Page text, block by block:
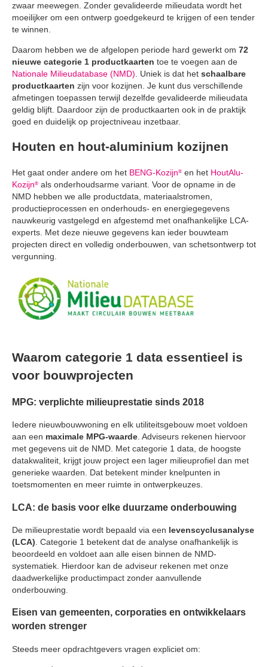
zwaar meewegen. Zonder gevalideerde milieudata wordt het
moeilijker om een ontwerp goedgekeurd te krijgen of een tender
te winnen.
Daarom hebben we de afgelopen periode hard gewerkt om 72
nieuwe categorie 1 productkaarten toe te voegen aan de
Nationale Milieudatabase (NMD) . Uniek is dat het schaalbare
productkaarten zijn voor kozijnen. Je kunt dus verschillende
afmetingen toepassen terwijl dezelfde gevalideerde milieudata
geldig blijft. Daardoor zijn de productkaarten ook in de praktijk
goed en duidelijk op projectniveau inzetbaar.
Houten en hout-aluminium kozijnen
Het gaat onder andere om het BENG-Kozijn® en het HoutAlu-
Kozijn® als onderhoudsarme variant. Voor de opname in de
NMD hebben we alle productdata, materiaalstromen,
productieprocessen en onderhouds- en energiegegevens
nauwkeurig vastgelegd en afgestemd met onafhankelijke LCA-
experts. Met deze nieuwe gegevens kan ieder bouwteam
projecten direct en volledig onderbouwen, van schetsontwerp tot
vergunning.
Waarom categorie 1 data essentieel is
voor bouwprojecten
MPG: verplichte milieuprestatie sinds 2018
Iedere nieuwbouwwoning en elk utiliteitsgebouw moet voldoen
aan een maximale MPG-waarde . Adviseurs rekenen hiervoor
met gegevens uit de NMD. Met categorie 1 data, de hoogste
datakwaliteit, krijgt jouw project een lager milieuprofiel dan met
generieke waarden. Dat betekent minder knelpunten in
toetsmomenten en meer ruimte in ontwerpkeuzes.
LCA: de basis voor elke duurzame onderbouwing
De milieuprestatie wordt bepaald via een levenscyclusanalyse
(LCA) . Categorie 1 betekent dat de analyse onafhankelijk is
beoordeeld en voldoet aan alle eisen binnen de NMD-
systematiek. Hierdoor kan de adviseur rekenen met onze
daadwerkelijke productimpact zonder aanvullende
onderbouwing.
Eisen van gemeenten, corporaties en ontwikkelaars
worden strenger
Steeds meer opdrachtgevers vragen expliciet om: